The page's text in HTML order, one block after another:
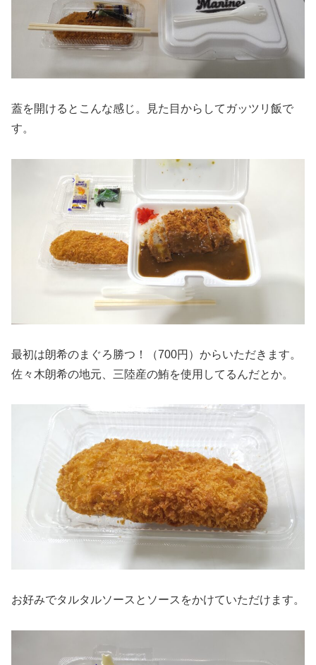
蓋を開けるとこんな感じ。見た目からしてガッツリ飯で
す。
最初は朗希のまぐろ勝つ！（700円）からいただきます。
佐々木朗希の地元、三陸産の鮪を使用してるんだとか。
お好みでタルタルソースとソースをかけていただけます。